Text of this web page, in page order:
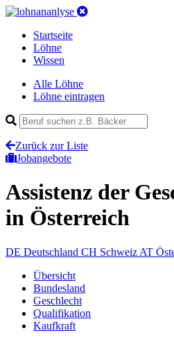
Startseite
Löhne
Wissen
Alle Löhne
Löhne eintragen
Zurück zur Liste
Jobangebote
Assistenz der
in Österreich
DE Deutschland CH Schweiz AT
Übersicht
Bundesland
Geschlecht
Qualifikation
Kaufkraft